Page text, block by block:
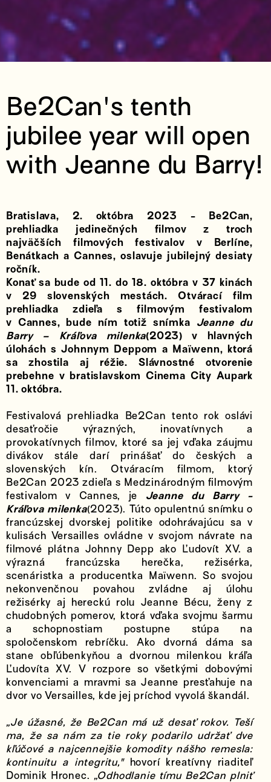
Be2Can's tenth
jubilee year will open
with Jeanne du Barry!
Bratislava, 2. októbra 2023 - Be2Can,
prehliadka jedinečných filmov z troch
najväčších filmových festivalov v Berlíne,
Benátkach a Cannes, oslavuje jubilejný desiaty
ročník.
Konať sa bude od 11. do 18. októbra v 37 kinách
v 29 slovenských mestách. Otvárací film
prehliadka zdieľa s filmovým festivalom
v Cannes, bude ním totiž snímka Jeanne du
Barry – Kráľova milenka(2023) v hlavných
úlohách s Johnnym Deppom a Maïwenn, ktorá
sa zhostila aj réžie. Slávnostné otvorenie
prebehne v bratislavskom Cinema City Aupark
11. októbra.
Festivalová prehliadka Be2Can tento rok oslávi
desaťročie výrazných, inovatívnych a
provokatívnych filmov, ktoré sa jej vďaka záujmu
divákov stále darí prinášať do českých a
slovenských kín. Otváracím filmom, ktorý
Be2Can 2023 zdieľa s Medzinárodným filmovým
festivalom v Cannes, je Jeanne du Barry
-
Kráľova milenka(2023). Túto opulentnú snímku o
francúzskej dvorskej politike odohrávajúcu sa v
kulisách Versailles ovládne v svojom návrate na
filmové plátna Johnny Depp ako Ľudovít XV. a
výrazná francúzska herečka, režisérka,
scenáristka a producentka Maïwenn. So svojou
nekonvenčnou povahou zvládne aj úlohu
režisérky aj hereckú rolu Jeanne Bécu, ženy z
chudobných pomerov, ktorá vďaka svojmu šarmu
a schopnostiam postupne stúpa na
spoločenskom rebríčku. Ako dvorná dáma sa
stane obľúbenkyňou a dvornou milenkou kráľa
Ľudovíta XV. V rozpore so všetkými dobovými
konvenciami a mravmi sa Jeanne presťahuje na
dvor vo Versailles, kde jej príchod vyvolá škandál.
„Je úžasné, že Be2Can má už desať rokov. Teší
ma, že sa nám za tie roky podarilo udržať dve
kľúčové a najcennejšie komodity nášho remesla:
kontinuitu a integritu,"hovorí kreatívny riaditeľ
Dominik Hronec. „Odhodlanie tímu Be2Can plniť